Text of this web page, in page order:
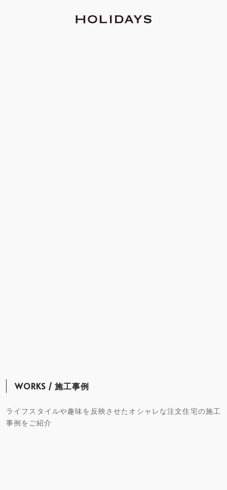
WORKS / 施工事例
ライフスタイルや趣味を反映させたオシャレな注文住宅の施工
事例をご紹介